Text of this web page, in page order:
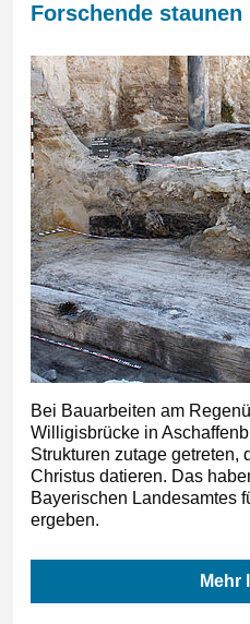
Forschende staunen
Bei Bauarbeiten am
Willigisbrücke in
Strukturen zutage getreten,
Christus datieren. Das
Bayerischen Landesamtes
ergeben.
Mehr